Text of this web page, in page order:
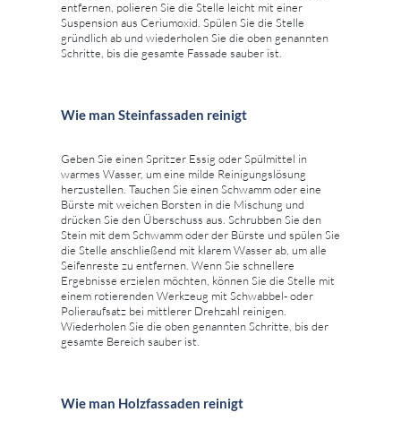
entfernen, polieren Sie die Stelle leicht mit einer
Suspension aus Ceriumoxid. Spülen Sie die Stelle
gründlich ab und wiederholen Sie die oben genannten
Schritte, bis die gesamte Fassade sauber ist.
Wie man Steinfassaden reinigt
Geben Sie einen Spritzer Essig oder Spülmittel in
warmes Wasser, um eine milde Reinigungslösung
herzustellen. Tauchen Sie einen Schwamm oder eine
Bürste mit weichen Borsten in die Mischung und
drücken Sie den Überschuss aus. Schrubben Sie den
Stein mit dem Schwamm oder der Bürste und spülen Sie
die Stelle anschließend mit klarem Wasser ab, um alle
Seifenreste zu entfernen. Wenn Sie schnellere
Ergebnisse erzielen möchten, können Sie die Stelle mit
einem rotierenden Werkzeug mit Schwabbel- oder
Polieraufsatz bei mittlerer Drehzahl reinigen.
Wiederholen Sie die oben genannten Schritte, bis der
gesamte Bereich sauber ist.
Wie man Holzfassaden reinigt